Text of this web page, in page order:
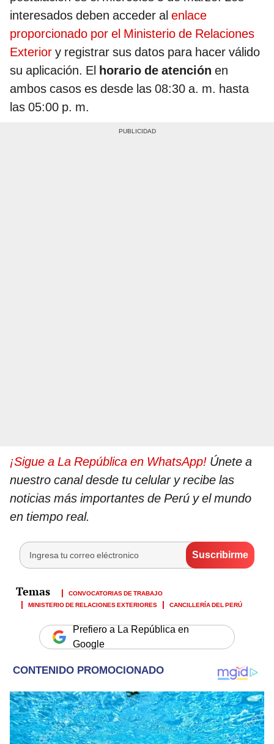
interesados deben acceder al enlace
proporcionado por el Ministerio de Relaciones
Exterior y registrar sus datos para hacer válido
su aplicación. El horario de atención en
ambos casos es desde las 08:30 a. m. hasta
las 05:00 p. m.
¡Sigue a La República en WhatsApp! Únete a
nuestro canal desde tu celular y recibe las
noticias más importantes de Perú y el mundo
en tiempo real.
CONVOCATORIAS DE TRABAJO
MINISTERIO DE RELACIONES EXTERIORES
CANCILLERÍA DEL PERÚ
Prefiero a La República en
Google